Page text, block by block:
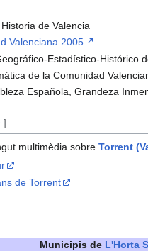
de Valencia
Valenciana 2005
Estadístico-Histórico
de la Comunidad
Española, Grandeza
]
multimèdia sobreTorrent
de Torrent
Municipis de L'Horta